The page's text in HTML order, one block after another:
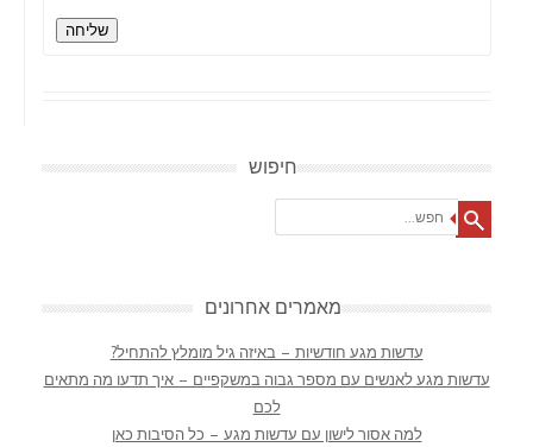
שליחה
חיפוש
מאמרים אחרונים
עדשות מגע חודשיות – באיזה גיל מומלץ להתחיל?
עדשות מגע לאנשים עם מספר גבוה במשקפיים – איך תדעו מה מתאים
לכם
למה אסור לישון עם עדשות מגע – כל הסיבות כאן